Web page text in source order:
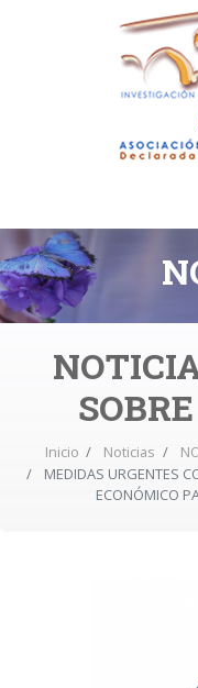
Inicio Noticias
MEDIDAS URGENTES
ECONÓMICO